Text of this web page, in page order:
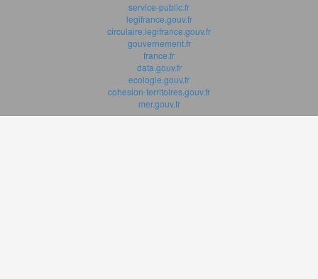
service-public.fr
legifrance.gouv.fr
circulaire.legifrance.gouv.fr
gouvernement.fr
france.fr
data.gouv.fr
ecologie.gouv.fr
cohesion-territoires.gouv.fr
mer.gouv.fr